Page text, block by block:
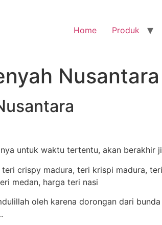
Home Produk
Nusantara
untuk waktu tertentu, akan berakhir
oleh karena dorongan dari